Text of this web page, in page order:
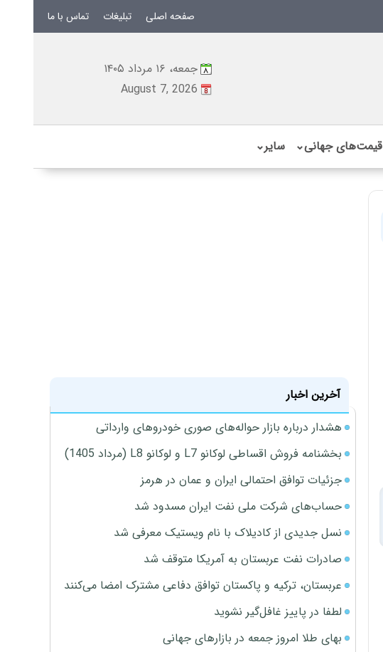
صفحه اصلی تبلیغات تماس با ما
جمعه، ۱۶ مرداد ۱۴۰۵
August 7, 2026
قیمت‌های جهانی⌄ سایر⌄
آخرین اخبار
هشدار درباره بازار حواله‌های صوری خودروهای وارداتی
بخشنامه فروش اقساطی لوکانو L7 و لوکانو L8 (مرداد 1405)
جزئیات توافق احتمالی ایران و عمان در هرمز
حساب‌های شرکت ملی نفت ایران مسدود شد
نسل جدیدی از کادیلاک با نام ویستیک معرفی شد
صادرات نفت عربستان به آمریکا متوقف شد
عربستان، ترکیه و پاکستان توافق دفاعی مشترک امضا می‌کنند
لطفا در پاییز غافل‌گیر نشوید
بهای طلا امروز جمعه در بازارهای جهانی